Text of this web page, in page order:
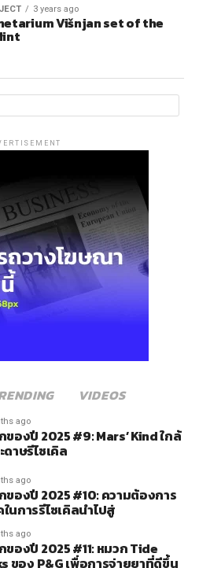
3 years ago
Višnjan set of the
VIDEOS
ago
องปี 2025 #9: Mars’ Kind ใกล้
ดาษรีไซเคิล
ago
ของปี 2025 #10: ความต้องการ
นการรีไซเคิลนำไปสู่
ago
ของปี 2025 #11: หมวก Tide
ของ P&G เพื่อการจ่ายยาที่ดีขึ้น